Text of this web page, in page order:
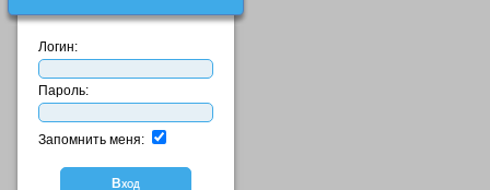
Логин:
Пароль:
Запомнить меня: